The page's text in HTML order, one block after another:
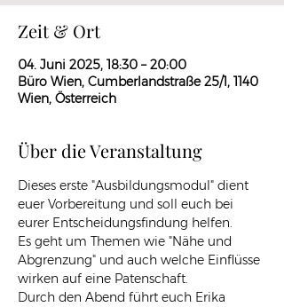
Zeit & Ort
04. Juni 2025, 18:30 – 20:00
Büro Wien, Cumberlandstraße 25/1, 1140
Wien, Österreich
Über die Veranstaltung
Dieses erste "Ausbildungsmodul" dient
euer Vorbereitung und soll euch bei
eurer Entscheidungsfindung helfen.
Es geht um Themen wie "Nähe und
Abgrenzung" und auch welche Einflüsse
wirken auf eine Patenschaft.
Durch den Abend führt euch Erika